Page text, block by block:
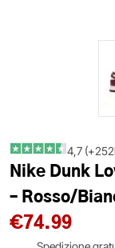
4,7
Nike Dunk
– Rosso/
€74.99